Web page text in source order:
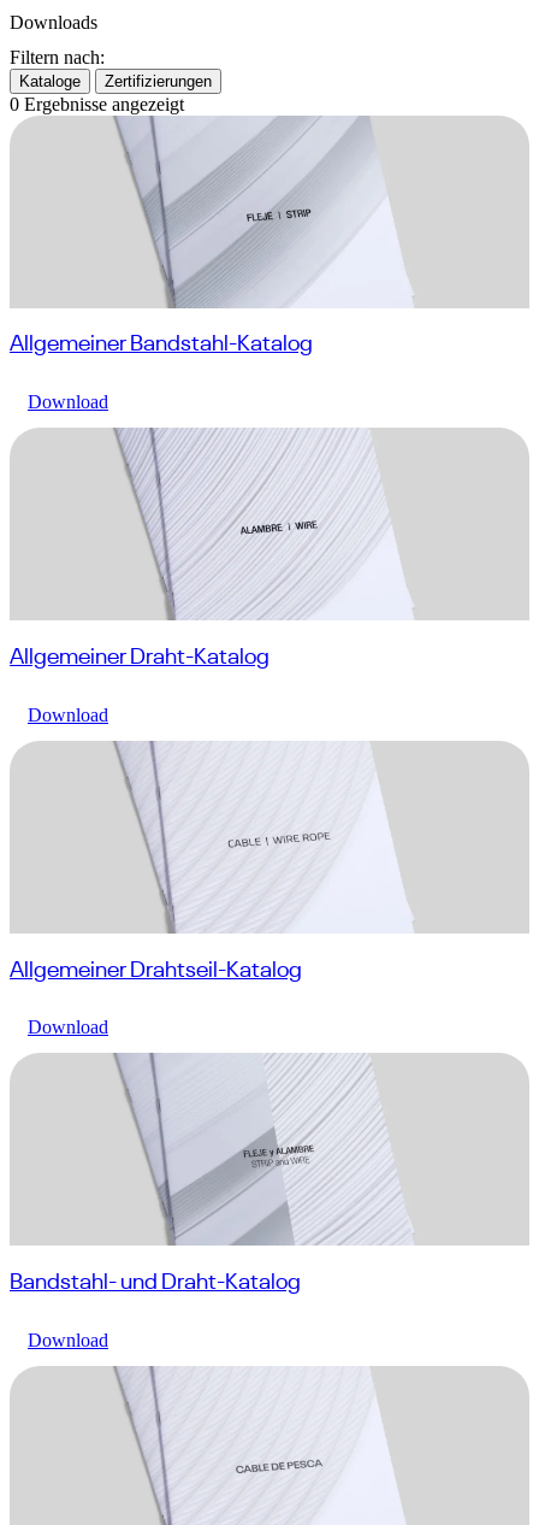
Downloads
Filtern nach:
Kataloge Zertifizierungen
0 Ergebnisse angezeigt
Allgemeiner Bandstahl-Katalog
Download
Allgemeiner Draht-Katalog
Download
Allgemeiner Drahtseil-Katalog
Download
Bandstahl- und Draht-Katalog
Download